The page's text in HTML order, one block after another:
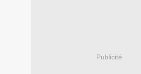
Publicité